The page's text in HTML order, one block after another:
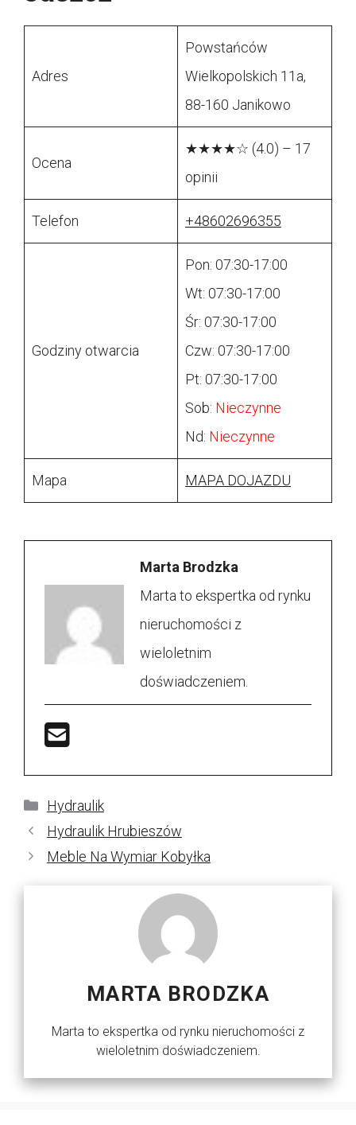
Adres
Powstańców
Wielkopolskich 11a,
88-160 Janikowo
Ocena
★★★★☆ (4.0) – 17
opinii
Telefon +48602696355
Godziny otwarcia
Pon: 07:30-17:00
Wt: 07:30-17:00
Śr: 07:30-17:00
Czw: 07:30-17:00
Pt: 07:30-17:00
Sob: Nieczynne
Nd: Nieczynne
Mapa MAPA DOJAZDU
Marta Brodzka
Marta to ekspertka od rynku
nieruchomości z
wieloletnim
doświadczeniem.
Kategorie
Hydraulik
Hydraulik Hrubieszów
Meble Na Wymiar Kobyłka
MARTA BRODZKA
Marta to ekspertka od rynku nieruchomości z
wieloletnim doświadczeniem.